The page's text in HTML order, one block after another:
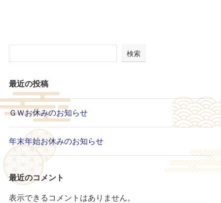
検索
最近の投稿
ＧＷお休みのお知らせ
年末年始お休みのお知らせ
最近のコメント
表示できるコメントはありません。